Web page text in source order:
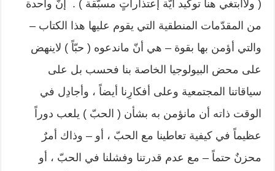
( ولاأبتغي هنا توكيد أيّة إعتذاراتٍ مسبّقة ) . إنّ واحدة
من المقدّمات المنطقية التي يقوم عليها هذا الكتاب –
والتي أؤمن بها بقوة – هي أنّ ماندعوه ( حبّاً ) لاينهض
على محض البيولوجيا الخاصة بنا فحسب بل على
سياقاتنا المجتمعية وعلى أفكارِنا أيضاً ، وأجادِل في
الوقت ذاته أن مانؤمن به بشأن ( الحبّ ) يلعب دوراً
عظيماً في كيفية تعاطينا مع الحبّ ، أو – وذاك أمرٌ
محزنٌ حتماً – مع عدم قدرتنا وفشلنا في الحبّ ، أو